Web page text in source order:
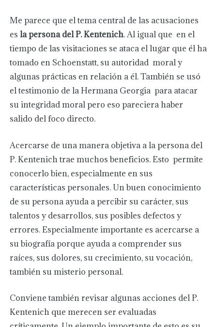
Me parece que el tema central de las acusaciones
es la persona del P. Kentenich. Al igual que en el
tiempo de las visitaciones se ataca el lugar que él ha
tomado en Schoenstatt, su autoridad moral y
algunas prácticas en relación a él. También se usó
el testimonio de la Hermana Georgia para atacar
su integridad moral pero eso pareciera haber
salido del foco directo.
Acercarse de una manera objetiva a la persona del
P. Kentenich trae muchos beneficios. Esto permite
conocerlo bien, especialmente en sus
características personales. Un buen conocimiento
de su persona ayuda a percibir su carácter, sus
talentos y desarrollos, sus posibles defectos y
errores. Especialmente importante es acercarse a
su biografía porque ayuda a comprender sus
raíces, sus dolores, su crecimiento, su vocación,
también su misterio personal.
Conviene también revisar algunas acciones del P.
Kentenich que merecen ser evaluadas